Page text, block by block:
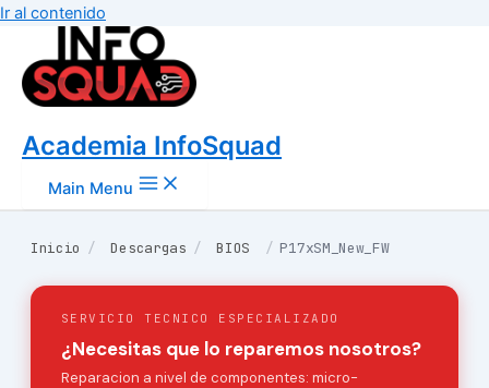
Ir al contenido
Academia InfoSquad
Main Menu
Inicio / Descargas / BIOS / P17xSM_New_FW
SERVICIO TECNICO ESPECIALIZADO
¿Necesitas que lo reparemos nosotros?
Reparacion a nivel de componentes: micro-